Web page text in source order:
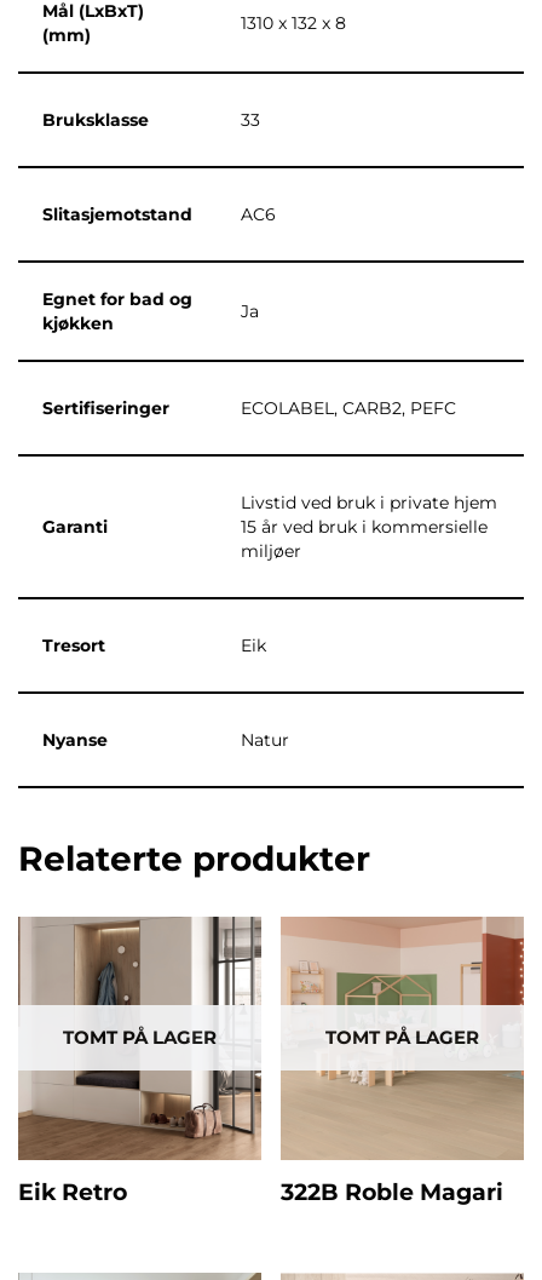
Mål (LxBxT)
(mm)
1310 x 132 x 8
Bruksklasse 33
Slitasjemotstand AC6
Egnet for bad og
kjøkken
Ja
Sertifiseringer ECOLABEL, CARB2, PEFC
Garanti
Livstid ved bruk i private hjem
15 år ved bruk i kommersielle
miljøer
Tresort Eik
Nyanse Natur
Relaterte produkter
TOMT PÅ LAGER
Eik Retro
TOMT PÅ LAGER
322B Roble Magari